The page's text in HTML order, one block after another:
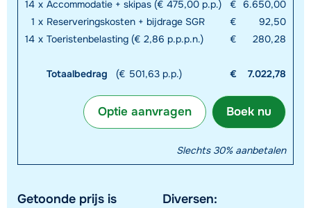
14 x Accommodatie + skipas (€ 475,00 p.p.) € 6.650,00
1 x Reserveringskosten + bijdrage SGR €
92,50
14 x Toeristenbelasting (€ 2,86 p.p.p.n.) € 280,28
Totaalbedrag (€ 501,63 p.p.) € 7.022,78
Boek nu
Optie aanvragen
Slechts 30% aanbetalen
Getoonde prijs is
Diversen: